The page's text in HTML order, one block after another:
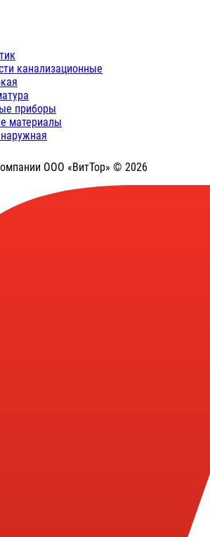
канализационные
приборы
материалы
ООО «ВитТор» © 2026